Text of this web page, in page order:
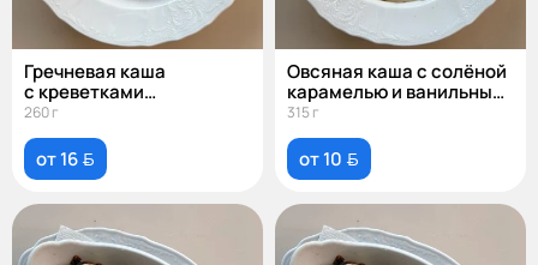
Гречневая каша
с креветками
и вялеными томатами
260 г
от 16 
Овсяная каша с солёной
карамелью и ванильным
мороженым
315 г
от 10 